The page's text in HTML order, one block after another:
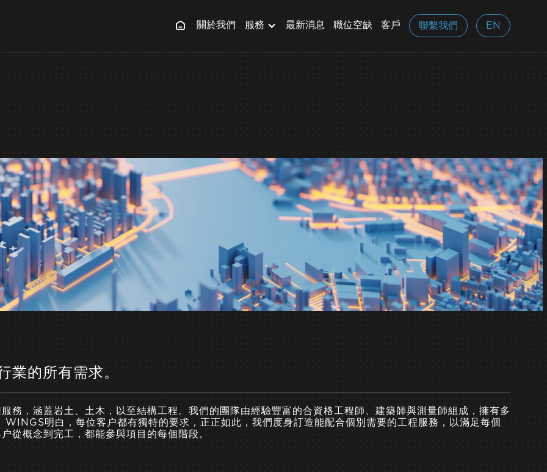
關於我們 服務 最新消息 職位空缺 客戶 聯繫我們 EN
業的所有需求。
務，涵蓋岩土、土木，以至結構工程。我們的團隊由經驗豐富的合資格工程師、建築師與測量師組成，擁有多
明白，每位客户都有獨特的要求，正正如此，我們度身訂造能配合個別需要的工程服務，以滿足每個
從概念到完工，都能參與項目的每個階段。